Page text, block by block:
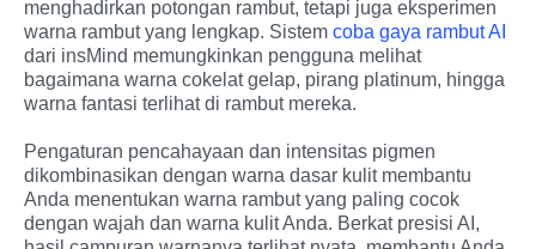
menghadirkan potongan rambut, tetapi juga eksperimen
warna rambut yang lengkap. Sistem coba gaya rambut AI
dari insMind memungkinkan pengguna melihat
bagaimana warna cokelat gelap, pirang platinum, hingga
warna fantasi terlihat di rambut mereka.
Pengaturan pencahayaan dan intensitas pigmen
dikombinasikan dengan warna dasar kulit membantu
Anda menentukan warna rambut yang paling cocok
dengan wajah dan warna kulit Anda. Berkat presisi AI,